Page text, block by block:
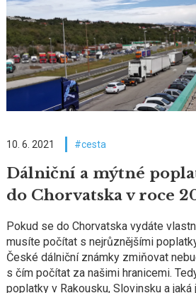
10. 6. 2021 cesta
Dálniční a mýtné
do Chorvatska v roce
Pokud se do Chorvatska vydáte
musíte počítat s nejrůznějšími
České dálniční známky zmiňovat
s čím počítat za našimi hranicemi.
poplatky v Rakousku, Slovinsku a